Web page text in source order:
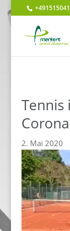
Tennis
Corona
2. Mai 2020